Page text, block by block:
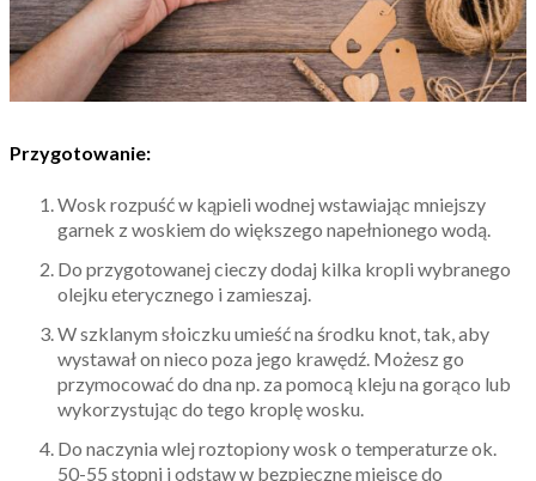
Przygotowanie:
Wosk rozpuść w kąpieli wodnej wstawiając mniejszy
garnek z woskiem do większego napełnionego wodą.
Do przygotowanej cieczy dodaj kilka kropli wybranego
olejku eterycznego i zamieszaj.
W szklanym słoiczku umieść na środku knot, tak, aby
wystawał on nieco poza jego krawędź. Możesz go
przymocować do dna np. za pomocą kleju na gorąco lub
wykorzystując do tego kroplę wosku.
Do naczynia wlej roztopiony wosk o temperaturze ok.
50-55 stopni i odstaw w bezpieczne miejsce do